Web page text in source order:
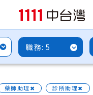
5
藥師助理✖ 診所助理✖